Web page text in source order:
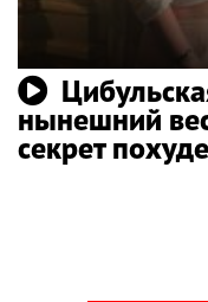
нынешний
секрет